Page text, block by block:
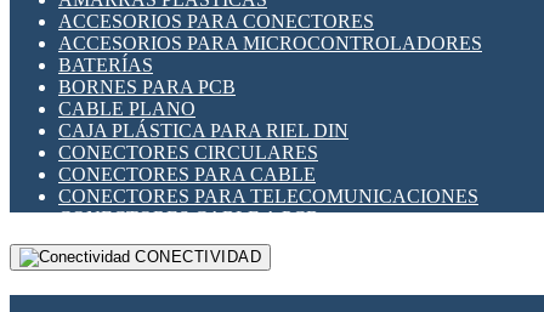
INDICADORES PARA PANEL
INTERFACES DE RELÉ
INTERRUPTORES FIN DE CARRERA
LLAVES CONMUTADORAS
MEDIDORES DE ENERGÍA Y TC'S DE CORRIENTE
MOTORES PASO A PASO
PANTALLAS HMI
PLC -CONTROLADORES LÓGICO PROGRAMABLES
PROGRAMADORES DE HORARIO
RELÉS DE PROTECCIÓN
SENSORES CAPACITIVOS
ACCESORIOS PARA CONECTORES
ACCESORIOS PARA MICROCONTROLADORES
BATERÍAS
BORNES PARA PCB
CABLE PLANO
CAJA PLÁSTICA PARA RIEL DIN
CONECTORES CIRCULARES
CONECTORES PARA CABLE
CONECTORES PARA TELECOMUNICACIONES
CONECTORES CABLE A PCB
CONECTORES PCB A CABLE
DIP SWITCHESCONECTIVIDAD